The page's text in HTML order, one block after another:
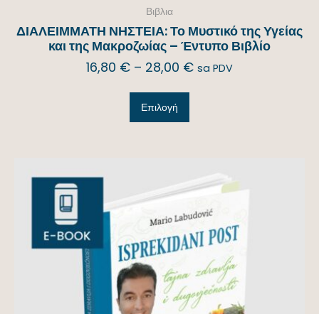
Βιβλια
ΔΙΑΛΕΙΜΜΑΤΗ ΝΗΣΤΕΙΑ: Το Μυστικό της Υγείας
και της Μακροζωίας – Έντυπο Βιβλίο
16,80 € – 28,00 € sa PDV
Επιλογή